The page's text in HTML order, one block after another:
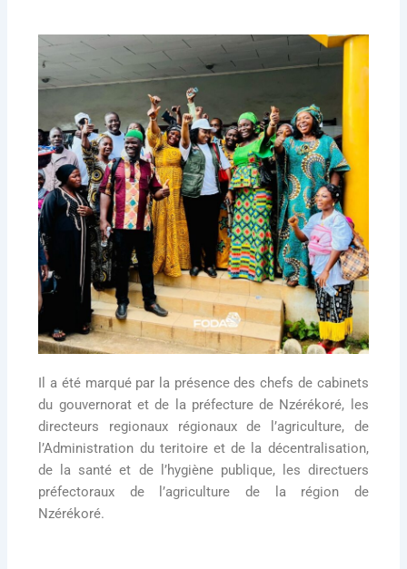
Il a été marqué par la présence des chefs de cabinets
du gouvernorat et de la préfecture de Nzérékoré, les
directeurs regionaux régionaux de l’agriculture, de
l’Administration du teritoire et de la décentralisation,
de la santé et de l’hygiène publique, les directuers
préfectoraux de l’agriculture de la région de
Nzérékoré.